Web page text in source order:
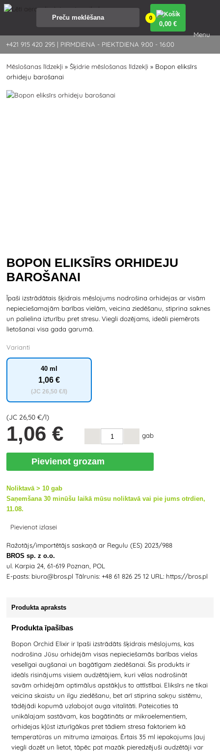
+421 915 420 295 | PIRMDIENA - PIEKTDIENA 9:00 - 16:00
0
0,00 €
Menu
Mēslošanas līdzekļi »Šķidrie mēslošanas līdzekļi » Bopon eliksīrs
orhideju barošanai
BOPON ELIKSĪRS ORHIDEJU
BAROŠANAI
Īpaši izstrādātais šķidrais mēslojums nodrošina orhidejas ar visām
nepieciešamajām barības vielām, veicina ziedēšanu, stiprina saknes
un palielina izturību pret stresu. Viegli dozējams, ideāli piemērots
lietošanai visa gada garumā.
Varianti
40 ml
1,06 €
(JC26,50 €/l)
(JC 26 ,50 €/l)
1,06 € gab
Pievienot grozam
Noliktavā > 10 gab
Saņemšana 30 minūšu laikā mūsu noliktavā vai pie jums otrdien,
11.08.
Pievienot izlasei
Ražotājs/importētājs saskaņā ar Regulu (ES) 2023/988
BROS sp. z o.o.
ul. Karpia 24, 61-619 Poznan, POL
E-pasts: biuro@bros.pl Tālrunis: +48 61 826 25 12 URL: https://bros.pl
Produkta apraksts
Produkta īpašības
Bopon Orchid Elixir ir īpaši izstrādāts šķidrais mēslojums, kas
nodrošina Jūsu orhidejām visas nepieciešamās barības vielas
veselīgai augšanai un bagātīgam ziedēšanai. Šis produkts ir
ideāls risinājums visiem audzētājiem, kuri vēlas nodrošināt
savām orhidejām optimālus apstākļus to attīstībai. Eliksīrs ne tikai
veicina skaistu un ilgu ziedēšanu, bet arī stiprina sakņu sistēmu,
tādējādi kopumā uzlabojot auga vitalitāti. Pateicoties tā
unikālajam sastāvam, kas bagātināts ar mikroelementiem,
orhidejas kļūst izturīgākas pret tādiem stresa faktoriem kā
temperatūras un mitruma izmaiņas. Ērtais 35 ml iepakojums ļauj
viegli dozēt un lietot, tāpēc pat mazāk pieredzējuši audzētāji var